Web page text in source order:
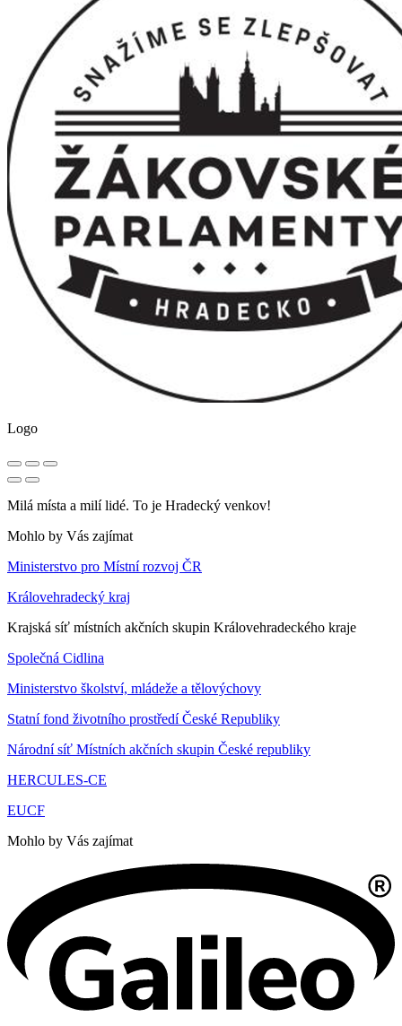
Logo
Milá místa a milí lidé. To je Hradecký venkov!
Mohlo by Vás zajímat
Ministerstvo pro Místní rozvoj ČR
Královehradecký kraj
Krajská síť místních akčních skupin Královehradeckého kraje
Společná Cidlina
Ministerstvo školství, mládeže a tělovýchovy
Statní fond životního prostředí České Republiky
Národní síť Místních akčních skupin České republiky
HERCULES-CE
EUCF
Mohlo by Vás zajímat